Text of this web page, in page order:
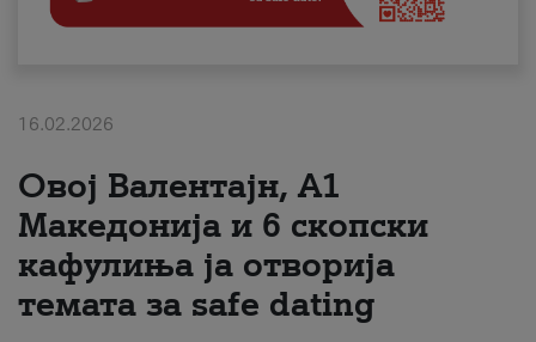
Плати сметка
#ПодобарОнлајн
16.02.2026
Овој Валентајн, A1
Македонија и 6 скопски
кафулиња ја отворија
темата за safe dating